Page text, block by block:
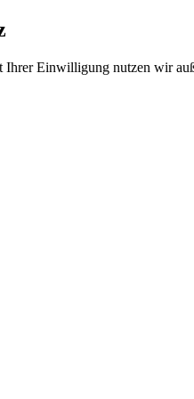
Einwilligung nutzen wir